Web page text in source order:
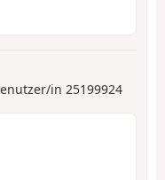
in 25199924